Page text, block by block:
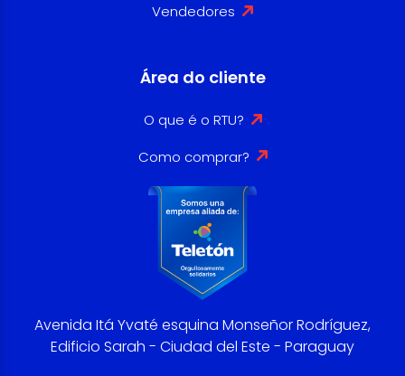
Vendedores
Área do cliente
O que é o RTU?
Como comprar?
Avenida Itá Yvaté esquina Monseñor Rodríguez,
Edificio Sarah - Ciudad del Este - Paraguay